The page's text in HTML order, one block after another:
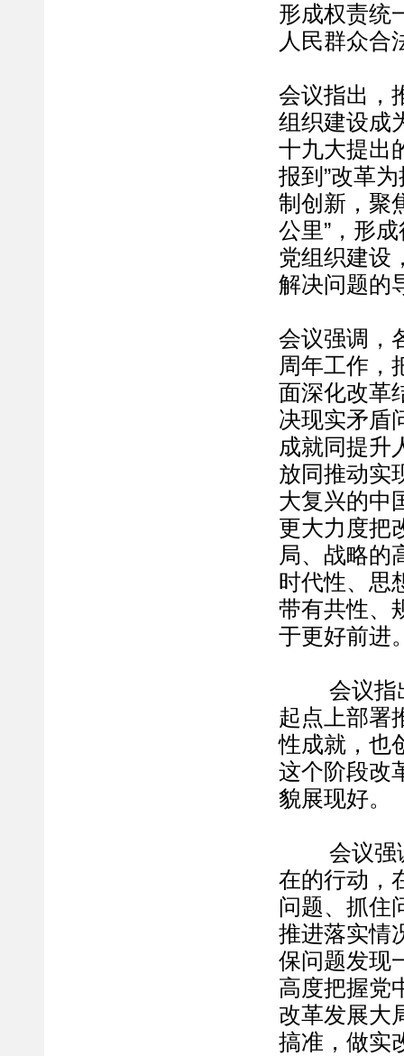
形成权责统
人民群众合
会议指出，
组织建设成
十九大提出
报到”改革
制创新，聚
公里”，形
党组织建设
解决问题的
会议强调，
周年工作，
面深化改革
决现实矛盾
成就同提升
放同推动实
大复兴的中
更大力度把
局、战略的
时代性、思
带有共性、
于更好前进
会议指出
起点上部署
性成就，也
这个阶段改
貌展现好。
会议强调
在的行动，
问题、抓住
推进落实情
保问题发现
高度把握党
改革发展大
搞准，做实